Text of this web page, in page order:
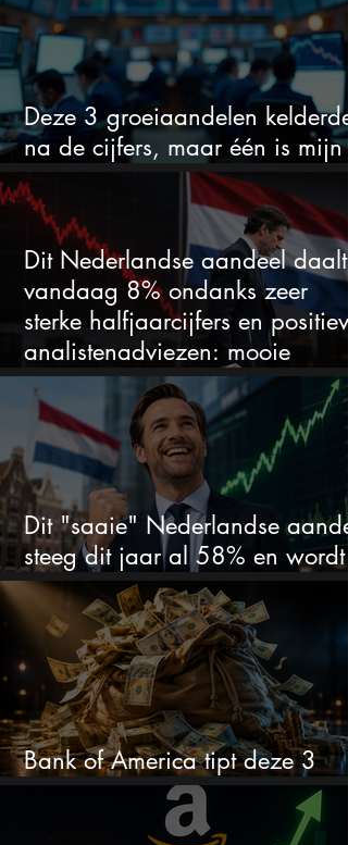
Deze 3 groeiaandelen
na de cijfers, maar één is mijn
duidelijke favoriet
Dit Nederlandse aandeel daalt
vandaag 8% ondanks zeer
sterke halfjaarcijfers en positieve
analistenadviezen: mooie
koopkans?
Dit "saaie" Nederlandse
steeg dit jaar al 58% en wordt
volgens analisten onderschat
Bank of America tipt deze 3
chipaandelen